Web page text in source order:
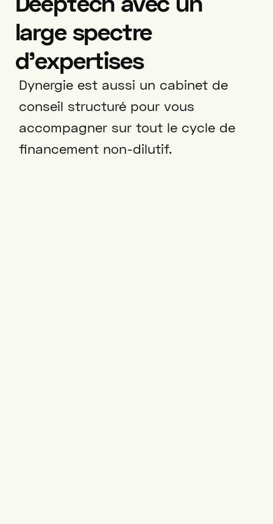
large spectre
d’expertises
Dynergie est aussi un cabinet de
conseil structuré pour vous
accompagner sur tout le cycle de
financement non-dilutif.